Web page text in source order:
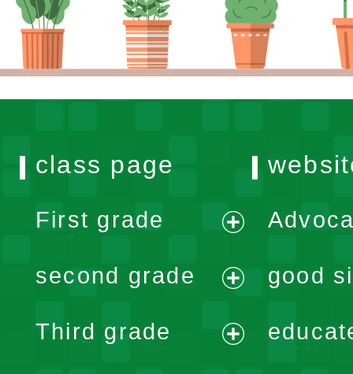
class page
First grade
menu
second grade
menu
Third grade
good